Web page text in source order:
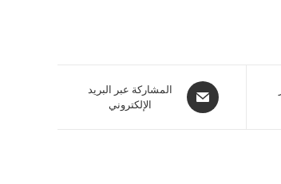
المشاركة عبر البريد
الإلكتروني